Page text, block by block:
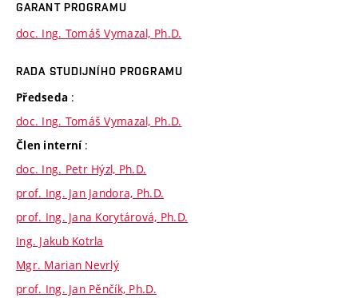
GARANT PROGRAMU
doc. Ing. Tomáš Vymazal, Ph.D.
RADA STUDIJNÍHO PROGRAMU
Předseda :
doc. Ing. Tomáš Vymazal, Ph.D.
Člen interní :
doc. Ing. Petr Hýzl, Ph.D.
prof. Ing. Jan Jandora, Ph.D.
prof. Ing. Jana Korytárová, Ph.D.
Ing. Jakub Kotrla
Mgr. Marian Nevrlý
prof. Ing. Jan Pěnčík, Ph.D.